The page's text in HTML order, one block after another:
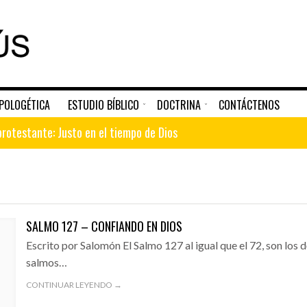
ESTUDIO BÍBLICO DOCTRINA CONTÁCTENOS
Justo en el tiempo de Dios
orar a la Virgen María
a Dios
no es la misma de La Biblia
lejos del árbol de la vida
LA GENERACIÓN
SALMO 127 – CONFIANDO EN DIOS
Escrito por Salomón El Salmo 127 al igual que el 72, son los
salmos…
CONTINUAR LEYENDO →